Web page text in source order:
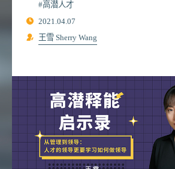
#高潜人才
2021.04.07
王雪 Sherry Wang